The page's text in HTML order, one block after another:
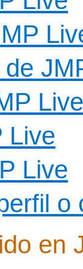
Live
Live
Live
o
en